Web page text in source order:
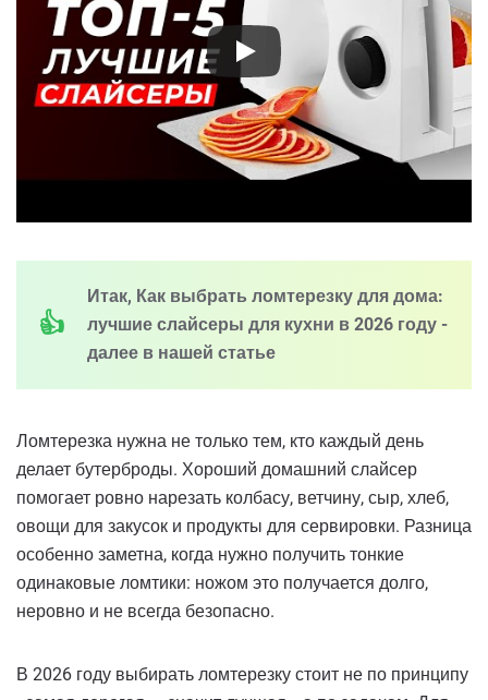
Итак, Как выбрать ломтерезку для дома:
лучшие слайсеры для кухни в 2026 году -
далее в нашей статье
Ломтерезка нужна не только тем, кто каждый день
делает бутерброды. Хороший домашний слайсер
помогает ровно нарезать колбасу, ветчину, сыр, хлеб,
овощи для закусок и продукты для сервировки. Разница
особенно заметна, когда нужно получить тонкие
одинаковые ломтики: ножом это получается долго,
неровно и не всегда безопасно.
В 2026 году выбирать ломтерезку стоит не по принципу